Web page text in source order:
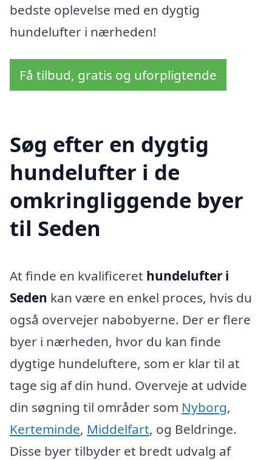
bedste oplevelse med en dygtig
hundelufter i nærheden!
Få tilbud, gratis og uforpligtende
Søg efter en dygtig
hundelufter i de
omkringliggende byer
til Seden
At finde en kvalificeret hundelufter i
Seden kan være en enkel proces, hvis du
også overvejer nabobyerne. Der er flere
byer i nærheden, hvor du kan finde
dygtige hundeluftere, som er klar til at
tage sig af din hund. Overveje at udvide
din søgning til områder som Nyborg,
Kerteminde, Middelfart, og Beldringe.
Disse byer tilbyder et bredt udvalg af